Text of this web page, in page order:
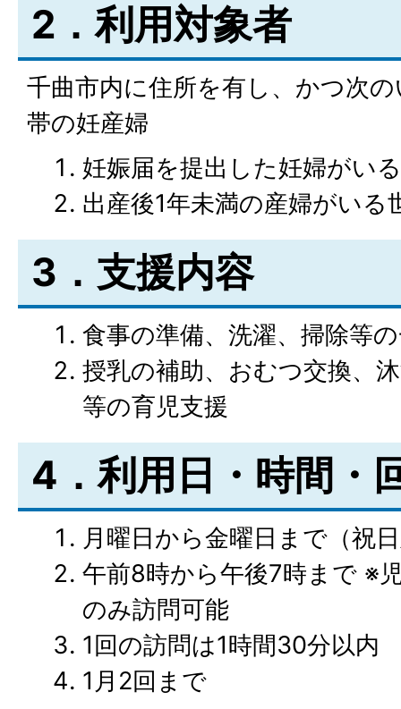
2．利用対象者
千曲市内に住所を有し、かつ次
帯の妊産婦
妊娠届を提出した妊婦がい
出産後1年未満の産婦がいる
3．支援内容
食事の準備、洗濯、掃除等
授乳の補助、おむつ交換、
等の育児支援
4．利用日・時間・
月曜日から金曜日まで（祝
午前8時から午後7時まで ※
のみ訪問可能
1回の訪問は1時間30分以内
1月2回まで